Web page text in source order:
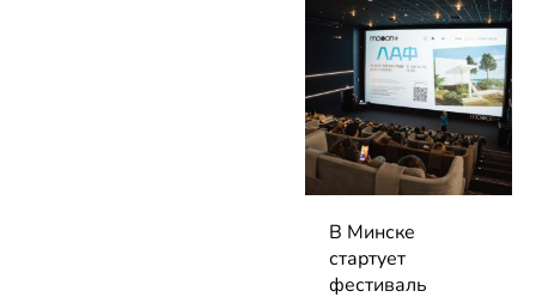
В Минске
стартует
фестиваль